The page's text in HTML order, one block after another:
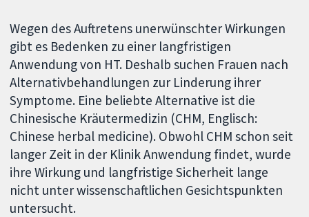
Wegen des Auftretens unerwünschter Wirkungen
gibt es Bedenken zu einer langfristigen
Anwendung von HT. Deshalb suchen Frauen nach
Alternativbehandlungen zur Linderung ihrer
Symptome. Eine beliebte Alternative ist die
Chinesische Kräutermedizin (CHM, Englisch:
Chinese herbal medicine). Obwohl CHM schon seit
langer Zeit in der Klinik Anwendung findet, wurde
ihre Wirkung und langfristige Sicherheit lange
nicht unter wissenschaftlichen Gesichtspunkten
untersucht.